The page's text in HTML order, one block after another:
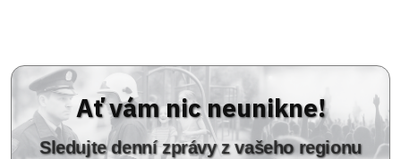
Ať vám nic neunikne!
Sledujte denní zprávy z vašeho regionu